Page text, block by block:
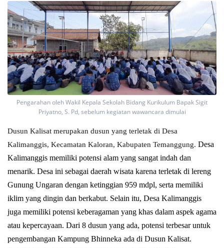
Pengarahan oleh Wakil Kepala Sekolah Bidang Kurikulum Bapak Sigit
Priyatno, S. Pd, sebelum kegiatan wawancara dimulai
Dusun Kalisat merupakan dusun yang terletak di Desa
Kalimanggis, Kecamatan Kaloran, Kabupaten Temanggung. Desa
Kalimanggis memiliki potensi alam yang sangat indah dan
menarik. Desa ini sebagai daerah wisata karena terletak di lereng
Gunung Ungaran dengan ketinggian 959 mdpl, serta memiliki
iklim yang dingin dan berkabut. Selain itu, Desa Kalimanggis
juga memiliki potensi keberagaman yang khas dalam aspek agama
atau kepercayaan. Dari 8 dusun yang ada, potensi terbesar untuk
pengembangan Kampung Bhinneka ada di Dusun Kalisat.